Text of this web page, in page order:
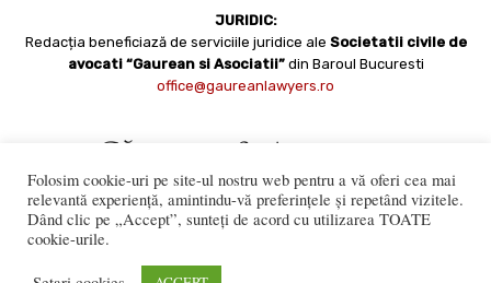
JURIDIC:
Redacția beneficiază de serviciile juridice ale Societatii civile de
avocati “Gaurean si Asociatii” din Baroul Bucuresti
office@gaureanlawyers.ro
numai cu acordul expres al Bistriteanul.Ro. © Copyright 2008 -
Folosim cookie-uri pe site-ul nostru web pentru a vă oferi cea mai
relevantă experiență, amintindu-vă preferințele și repetând vizitele.
Dând clic pe „Accept”, sunteți de acord cu utilizarea TOATE
cookie-urile.